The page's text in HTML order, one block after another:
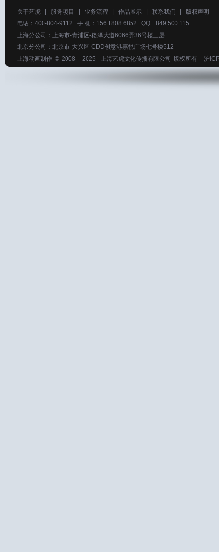
关于艺虎 服务项目 业务流程 作品展示 联系我们
版权声明
电话：400-804-9112 手 机：156 1808 6852 QQ：849 500 115
上海分公司：上海市-青浦区-崧泽大道6066弄36号楼三层
北京分公司：北京市-大兴区-CDD创意港嘉悦广场七号楼512
上海动画制作 © 2008 - 2025 上海艺虎文化传播有限公司 版权所有 - 沪